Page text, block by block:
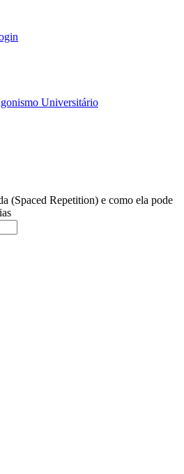
Universitário
(Spaced Repetition) e como ela pode